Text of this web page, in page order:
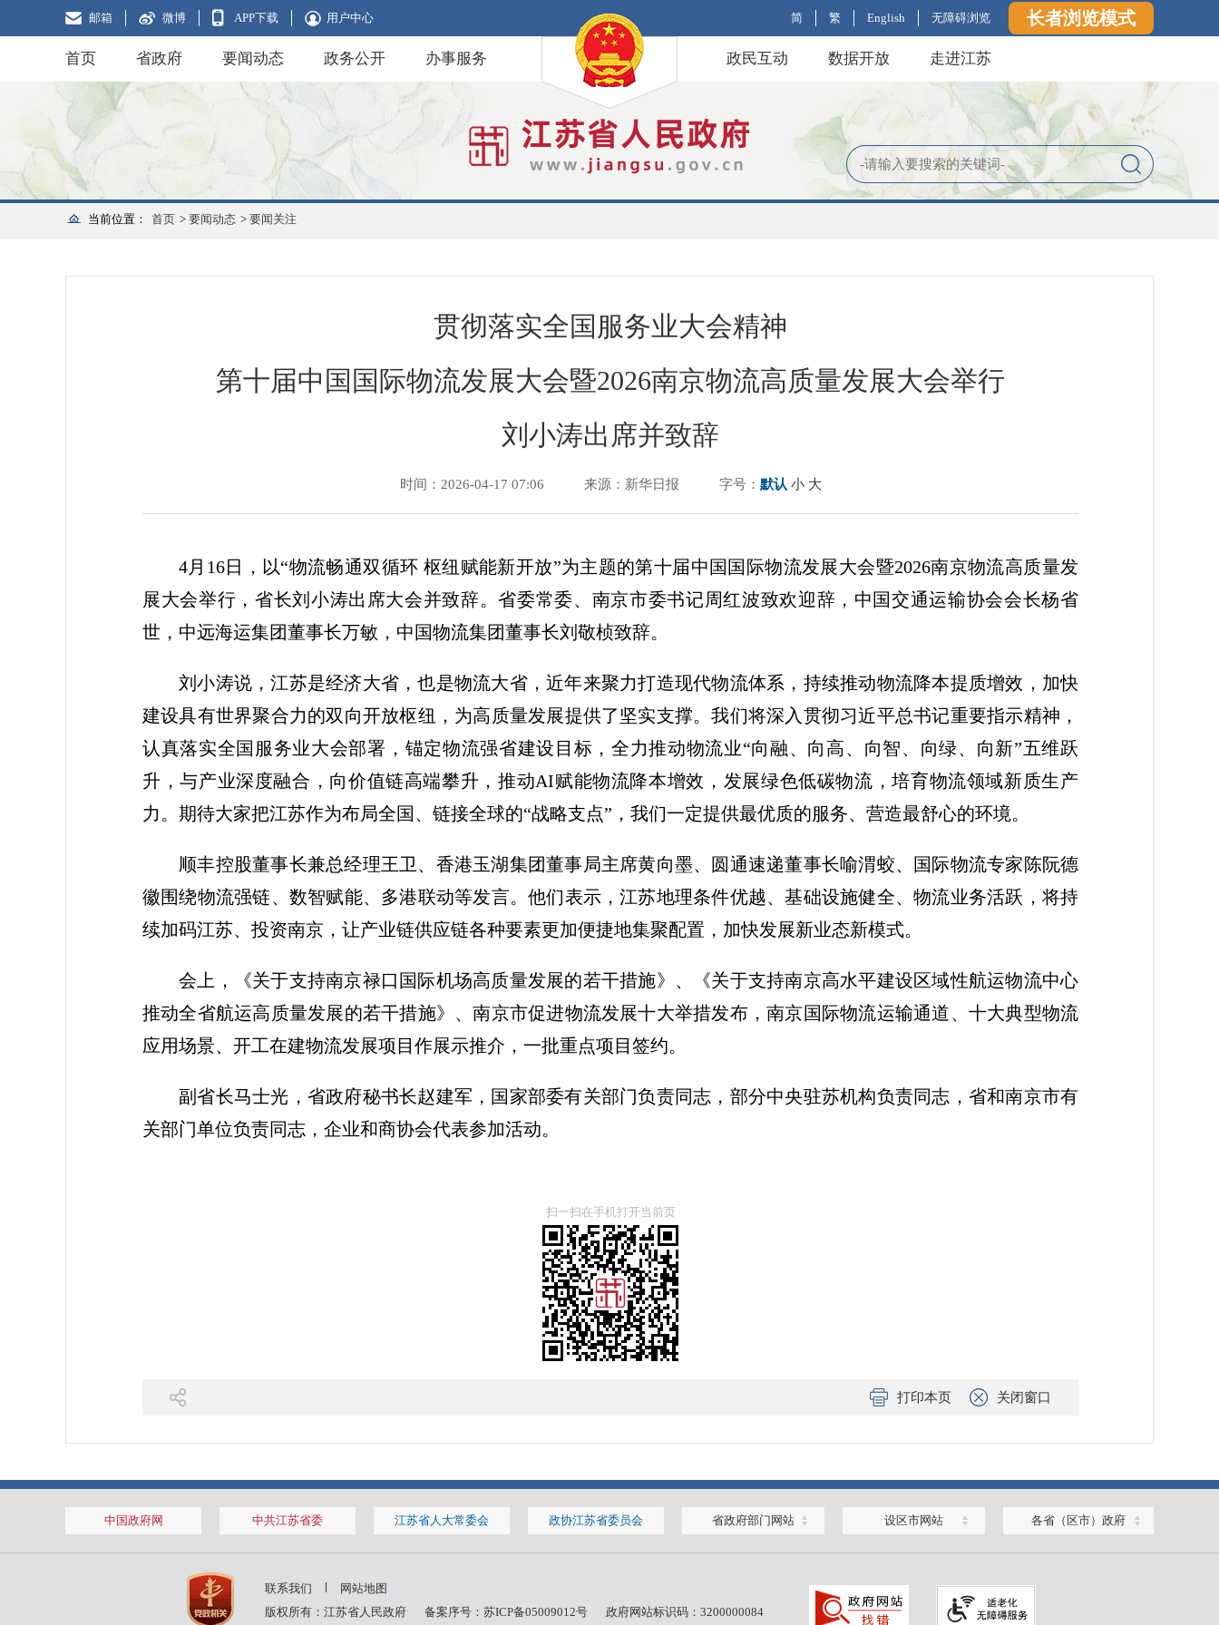
邮箱 微博 APP下载 用户中心 简 繁 English 无障碍浏览 长者浏览模式
首页 省政府 要闻动态 政务公开 办事服务 政民互动 数据开放 走进江苏
当前位置： 首页 > 要闻动态 > 要闻关注
贯彻落实全国服务业大会精神
第十届中国国际物流发展大会暨2026南京物流高质量发展大会举行
刘小涛出席并致辞
时间：2026-04-17 07:06 来源：新华日报 字号： 默认 小 大
4月16日，以“物流畅通双循环 枢纽赋能新开放”为主题的第十届中国国际物流发展大会暨2026南京物流高质量发
展大会举行，省长刘小涛出席大会并致辞。省委常委、南京市委书记周红波致欢迎辞，中国交通运输协会会长杨省
世，中远海运集团董事长万敏，中国物流集团董事长刘敬桢致辞。
刘小涛说，江苏是经济大省，也是物流大省，近年来聚力打造现代物流体系，持续推动物流降本提质增效，加快
建设具有世界聚合力的双向开放枢纽，为高质量发展提供了坚实支撑。我们将深入贯彻习近平总书记重要指示精神，
认真落实全国服务业大会部署，锚定物流强省建设目标，全力推动物流业“向融、向高、向智、向绿、向新”五维跃
升，与产业深度融合，向价值链高端攀升，推动AI赋能物流降本增效，发展绿色低碳物流，培育物流领域新质生产
力。期待大家把江苏作为布局全国、链接全球的“战略支点”，我们一定提供最优质的服务、营造最舒心的环境。
顺丰控股董事长兼总经理王卫、香港玉湖集团董事局主席黄向墨、圆通速递董事长喻渭蛟、国际物流专家陈阮德
徽围绕物流强链、数智赋能、多港联动等发言。他们表示，江苏地理条件优越、基础设施健全、物流业务活跃，将持
续加码江苏、投资南京，让产业链供应链各种要素更加便捷地集聚配置，加快发展新业态新模式。
会上，《关于支持南京禄口国际机场高质量发展的若干措施》、《关于支持南京高水平建设区域性航运物流中心
推动全省航运高质量发展的若干措施》、南京市促进物流发展十大举措发布，南京国际物流运输通道、十大典型物流
应用场景、开工在建物流发展项目作展示推介，一批重点项目签约。
副省长马士光，省政府秘书长赵建军，国家部委有关部门负责同志，部分中央驻苏机构负责同志，省和南京市有
关部门单位负责同志，企业和商协会代表参加活动。
扫一扫在手机打开当前页
打印本页 关闭窗口
中国政府网 中共江苏省委 江苏省人大常委会 政协江苏省委员会 省政府部门网站 设区市网站 各省（区市）政府
联系我们
网站地图
版权所有：江苏省人民政府
备案序号： 苏ICP备05009012号 政府网站标识码：3200000084